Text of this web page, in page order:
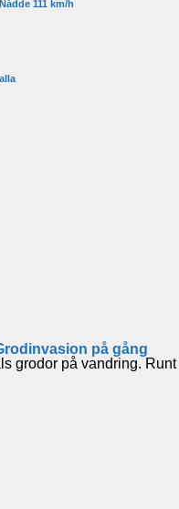
111 km/h
på gång
grodor på vandring. Runt